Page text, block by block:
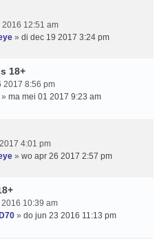
12:51 am
» di dec 19 2017 3:24 pm
18+
2017 8:56 pm
» ma mei 01 2017 9:23 am
4:01 pm
» wo apr 26 2017 2:57 pm
10:39 am
» do jun 23 2016 11:13 pm